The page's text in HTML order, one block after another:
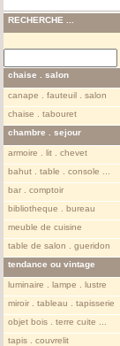
RECHERCHE ...
chaise . salon
canape . fauteuil . salon
chaise . tabouret
chambre . sejour
armoire . lit . chevet
bahut . table . console ...
bar . comptoir
bibliotheque . bureau
meuble de cuisine
table de salon . gueridon
tendance ou vintage
luminaire . lampe . lustre
miroir . tableau . tapisserie
objet bois . terre cuite ...
tapis . couvrelit